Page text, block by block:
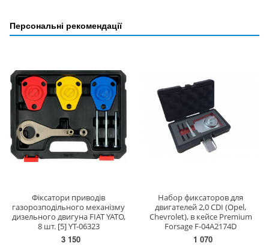
Персональні рекомендації
Фіксатори приводів
газорозподільного механізму
дизельного двигуна FIAT YATO,
8 шт. [5] YT-06323
3 150
Набор фиксаторов для
двигателей 2,0 CDI (Opel,
Chevrolet), в кейсе Premium
Forsage F-04A2174D
1 070